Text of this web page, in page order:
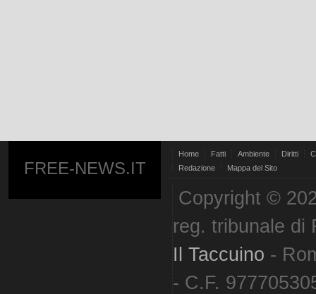
FREE-NEWS.IT
Home Fatti Ambiente Diritti
Redazione
Mappa del Sito
Copyright ©
reg. tribunale di
Il Taccuino -
- C.F.